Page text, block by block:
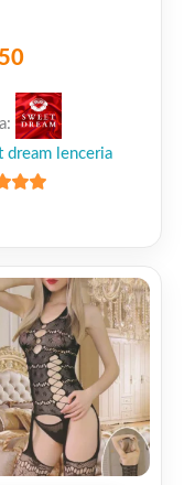
de 16L,
dream lenceria